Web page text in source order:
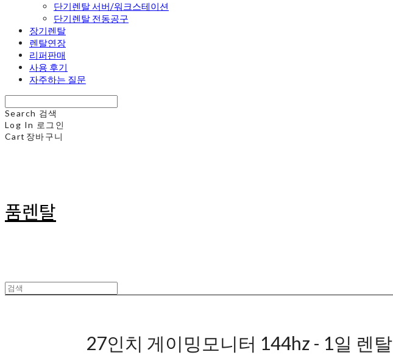
단기렌탈 서버/워크스테이션
단기렌탈 전동공구
장기렌탈
렌탈연장
리퍼판매
사용 후기
자주하는 질문
Search 검색
Log In 로그인
Cart 장바구니
품렌탈
27인치 게이밍모니터 144hz - 1일 렌탈